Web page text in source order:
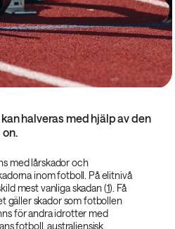
halveras med hjälp av den
med lårskador och
inom fotboll. På elitnivå
mest vanliga skadan (1). Få
gäller skador som fotbollen
för andra idrotter med
fotboll, australiensisk